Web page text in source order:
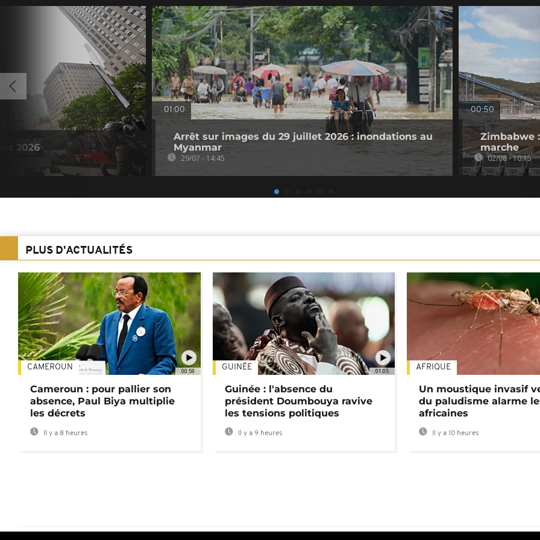
2026
01:00
Arrêt sur images du 29 juillet 2026 : inondations au
Myanmar
29/07 - 14:45
00:50
Zimbabwe
marche
02/08 - 10:15
PLUS D'ACTUALITÉS
00:59
CAMEROUN
Cameroun : pour pallier son
absence, Paul Biya multiplie
les décrets
Il y a 8 heures
01:05
GUINÉE
Guinée : l'absence du
président Doumbouya ravive
les tensions politiques
Il y a 9 heures
AFRIQUE
Un moustique invasif
du paludisme alarme
africaines
Il y a 10 heures